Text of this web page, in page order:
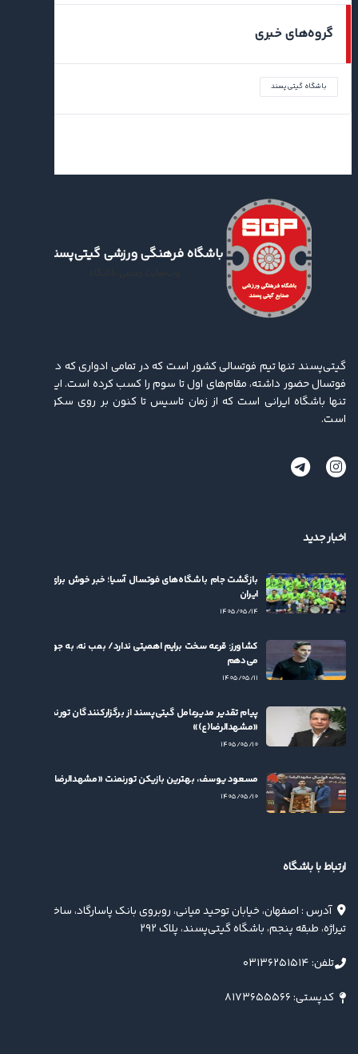
گروه‌های خبری
باشگاه گیتی‌پسند
باشگاه فرهنگی ورزشی گیتی‌پسند
گیتی‌پسند تنها تیم فوتسالی کشور است که در تمامی ادواری که در لیگ برتر
فوتسال حضور داشته، مقام‌های اول تا سوم را کسب کرده ‌است. این باشگاه
تنها باشگاه ایرانی است که از زمان تاسیس تا کنون بر روی سکو ایستاده
است.
اخبار جدید
بازگشت جام باشگاه‌های فوتسال آسیا؛ خبر خوش برای فوتسال
ایران
۱۴۰۵/۰۵/۱۴
کشاورز: قرعه سخت برایم اهمیتی ندارد/ بمب نه، به جوان‌ها بها
می‌دهم
۱۴۰۵/۰۵/۱۱
پیام تقدیر مدیرعامل گیتی‌پسند از برگزارکنندگان تورنمنت
«مشهدالرضا(ع)»
۱۴۰۵/۰۵/۱۰
مسعود یوسف، بهترین بازیکن تورنمنت «مشهدالرضا(ع)» شد
۱۴۰۵/۰۵/۱۰
ارتباط با باشگاه
آدرس : اصفهان، خیابان توحید میانی، روبروی بانک پاسارگاد، ساختمان
تیراژه، طبقه پنجم، باشگاه گیتی‌پسند، پلاک ۲۹۲
تلفن: ۰۳۱۳۶۲۵۱۵۱۴
کدپستی: ۸۱۷۳۶۵۵۵۶۶